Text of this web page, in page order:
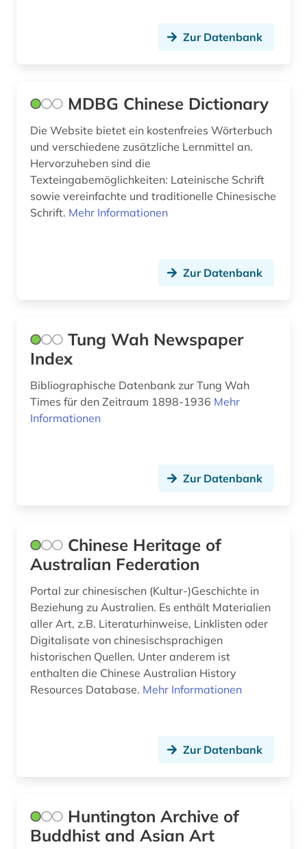
kadscharen (1)
kanada (1)
kanji (1)
kanjur (2)
kaukasus (2)
klassisches arabisch (1)
koreakrieg (1)
korrespondenz (1)
kreolische sprachen (1)
kultur (3)
kulturanthropologie (1)
kunsthandwerk (1)
Zur Datenbank
MDBG Chinese Dictionary
Die Website bietet ein kostenfreies Wörterbuch
und verschiedene zusätzliche Lernmittel an.
Hervorzuheben sind die
Texteingabemöglichkeiten: Lateinische Schrift
sowie vereinfachte und traditionelle Chinesische
Schrift. Mehr Informationen
Zur Datenbank
Tung Wah Newspaper
Index
Bibliographische Datenbank zur Tung Wah
Times für den Zeitraum 1898-1936 Mehr
Informationen
Zur Datenbank
Chinese Heritage of
Australian Federation
Portal zur chinesischen (Kultur-)Geschichte in
Beziehung zu Australien. Es enthält Materialien
aller Art, z.B. Literaturhinweise, Linklisten oder
Digitalisate von chinesischsprachigen
historischen Quellen. Unter anderem ist
enthalten die Chinese Australian History
Resources Database. Mehr Informationen
Zur Datenbank
Huntington Archive of
Buddhist and Asian Art